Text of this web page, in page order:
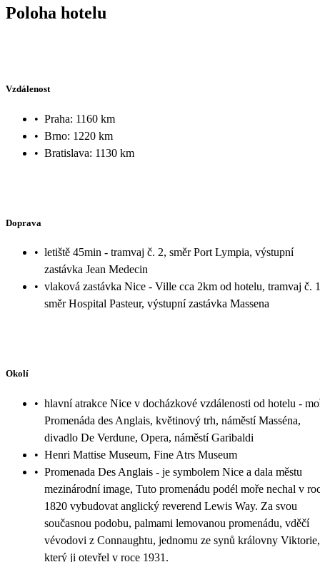
Poloha hotelu
Vzdálenost
• Praha: 1160 km
• Brno: 1220 km
• Bratislava: 1130 km
Doprava
• letiště 45min - tramvaj č. 2, směr Port Lympia, výstupní
zastávka Jean Medecin
• vlaková zastávka Nice - Ville cca 2km od hotelu, tramvaj č.
směr Hospital Pasteur, výstupní zastávka Massena
Okolí
• hlavní atrakce Nice v docházkové vzdálenosti od hotelu -
Promenáda des Anglais, květinový trh, náměstí Masséna,
divadlo De Verdune, Opera, náměstí Garibaldi
• Henri Mattise Museum, Fine Atrs Museum
• Promenada Des Anglais - je symbolem Nice a dala městu
mezinárodní image, Tuto promenádu podél moře nechal v
1820 vybudovat anglický reverend Lewis Way. Za svou
současnou podobu, palmami lemovanou promenádu, vděčí
vévodovi z Connaughtu, jednomu ze synů královny Viktorie,
který ji otevřel v roce 1931.